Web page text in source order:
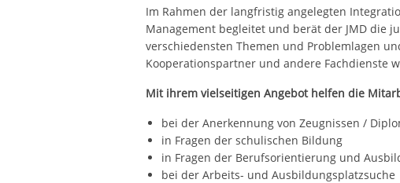
Im Rahmen der langfristig angelegten
Management begleitet und berät der JMD die
verschiedensten Themen und Problemlagen
Kooperationspartner und andere Fachdienste
Mit ihrem vielseitigen Angebot helfen die
bei der Anerkennung von Zeugnissen /
in Fragen der schulischen Bildung
in Fragen der Berufsorientierung und
bei der Arbeits- und Ausbildungsplatzsuche